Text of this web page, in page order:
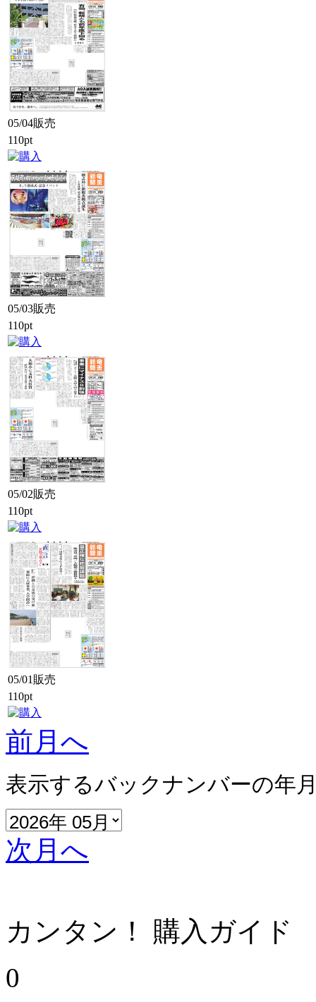
05/04販売
110pt
05/03販売
110pt
05/02販売
110pt
05/01販売
110pt
前月へ
表示するバックナンバーの年
次月へ
カンタン！ 購入ガイド
0